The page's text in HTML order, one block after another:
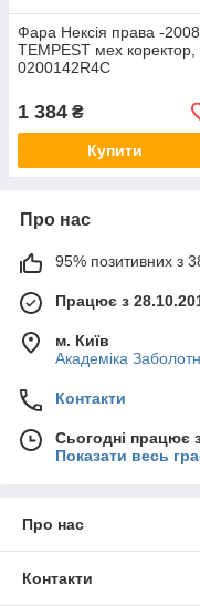
Фара Нексія права -2008
TEMPEST мех коректор,
0200142R4C
1 384 ₴
Купити
Про нас
95% позитивних з
Працює з
м. Київ
Академіка
Контакти
Сьогодні працює
Показати весь
Про нас
Контакти